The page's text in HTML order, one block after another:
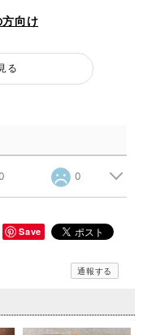
方向け
る
0
Save
通報する